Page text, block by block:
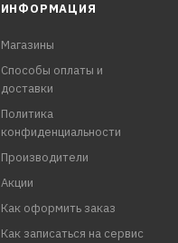
ИНФОРМАЦИЯ
Магазины
Способы оплаты и
доставки
Политика
конфиденциальности
Производители
Акции
Как оформить заказ
Как записаться на сервис